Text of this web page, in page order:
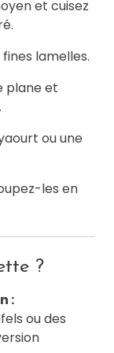
et cuisez
lamelles.
plane et
ou une
les en
?
:
ou des